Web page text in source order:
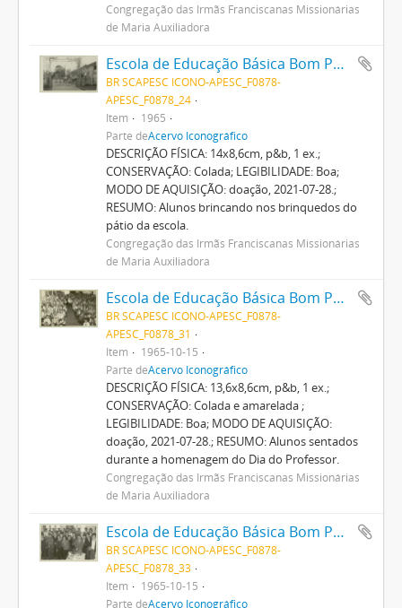
Congregação das Irmãs Franciscanas Missionárias
de Maria Auxiliadora
Escola de Educação Básica Bom Pastor
BR SCAPESC ICONO-APESC_F0878-
APESC_F0878_24
Item
1965
Parte deAcervo Iconográfico
DESCRIÇÃO FÍSICA: 14x8,6cm, p&b, 1 ex.;
CONSERVAÇÃO: Colada; LEGIBILIDADE: Boa;
MODO DE AQUISIÇÃO: doação, 2021-07-28.;
RESUMO: Alunos brincando nos brinquedos do
pátio da escola.
Congregação das Irmãs Franciscanas Missionárias
de Maria Auxiliadora
Escola de Educação Básica Bom Pastor
BR SCAPESC ICONO-APESC_F0878-
APESC_F0878_31
Item
1965-10-15
Parte deAcervo Iconográfico
DESCRIÇÃO FÍSICA: 13,6x8,6cm, p&b, 1 ex.;
CONSERVAÇÃO: Colada e amarelada ;
LEGIBILIDADE: Boa; MODO DE AQUISIÇÃO:
doação, 2021-07-28.; RESUMO: Alunos sentados
durante a homenagem do Dia do Professor.
Congregação das Irmãs Franciscanas Missionárias
de Maria Auxiliadora
Escola de Educação Básica Bom Pastor
BR SCAPESC ICONO-APESC_F0878-
APESC_F0878_33
Item
1965-10-15
Parte deAcervo Iconográfico